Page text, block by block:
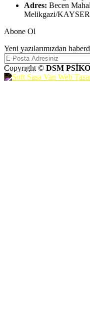
Adres: Becen
Melikgazi/
Abone Ol
Yeni yazılarımızdan
Copyrıght © DSM